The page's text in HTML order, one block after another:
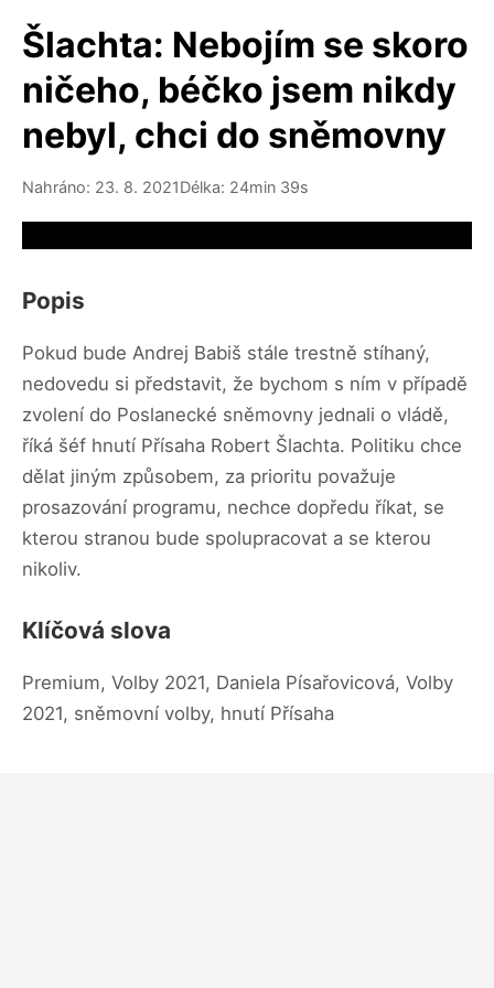
Šlachta: Nebojím se skoro
ničeho, béčko jsem nikdy
nebyl, chci do sněmovny
Nahráno: 23. 8. 2021Délka: 24min 39s
Popis
Pokud bude Andrej Babiš stále trestně stíhaný,
nedovedu si představit, že bychom s ním v případě
zvolení do Poslanecké sněmovny jednali o vládě,
říká šéf hnutí Přísaha Robert Šlachta. Politiku chce
dělat jiným způsobem, za prioritu považuje
prosazování programu, nechce dopředu říkat, se
kterou stranou bude spolupracovat a se kterou
nikoliv.
Klíčová slova
Premium, Volby 2021, Daniela Písařovicová, Volby
2021, sněmovní volby, hnutí Přísaha